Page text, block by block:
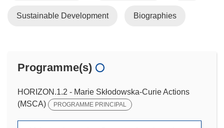
Sustainable Development Biographies
Programme(s)
HORIZON.1.2 - Marie Skłodowska-Curie Actions
(MSCA)
PROGRAMME PRINCIPAL